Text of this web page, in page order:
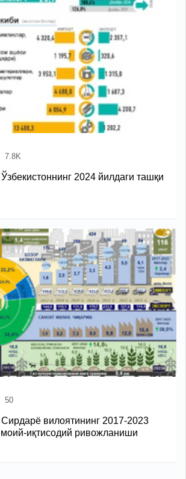
7.8K
2024 йилдаги ташқи
50
вилоятининг 2017-2023
иқтисодий ривожланиши